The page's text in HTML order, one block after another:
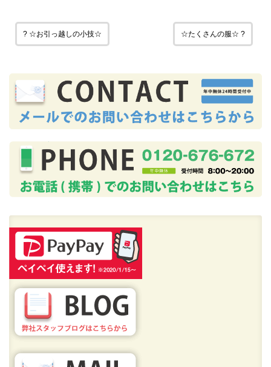
? ☆お引っ越しの小技☆ ☆たくさんの服☆ ?